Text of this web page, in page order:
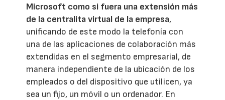
Microsoft como si fuera una extensión más
de la centralita virtual de la empresa,
unificando de este modo la telefonía con
una de las aplicaciones de colaboración más
extendidas en el segmento empresarial, de
manera independiente de la ubicación de los
empleados o del dispositivo que utilicen, ya
sea un fijo, un móvil o un ordenador. En